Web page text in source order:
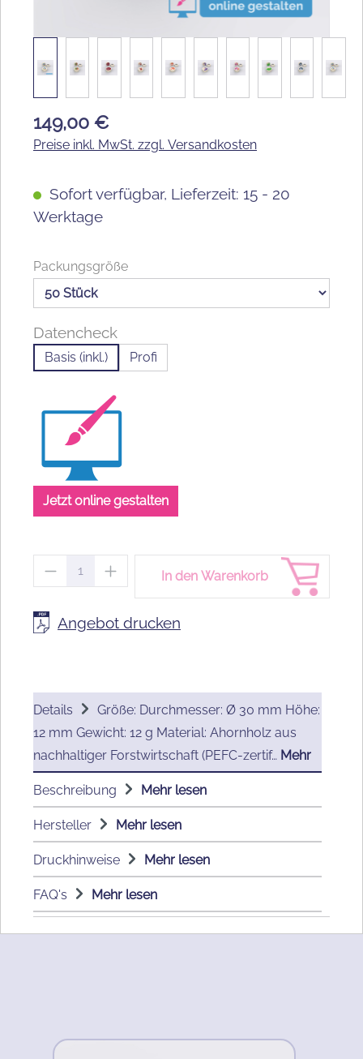
149,00 €
Preise inkl. MwSt. zzgl. Versandkosten
Sofort verfügbar, Lieferzeit: 15 - 20
Werktage
Packungsgrößeauswählen
Datencheck
Basis (inkl.) Profi
Jetzt online gestalten
Produkt Anzahl: Gib den
In den Warenkorb
Angebot drucken
Details
Größe: Durchmesser: Ø 30 mm Höhe:
12 mm Gewicht: 12 g Material: Ahornholz aus
nachhaltiger Forstwirtschaft (PEFC-zertif… Mehr
Beschreibung Mehr lesen
Hersteller Mehr lesen
Druckhinweise Mehr lesen
FAQ's Mehr lesen